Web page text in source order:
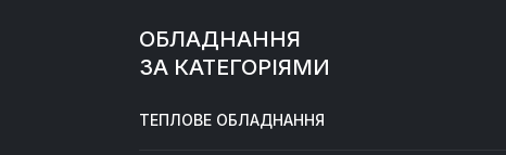
ОБЛАДНАННЯ
ЗА КАТЕГОРІЯМИ
ТЕПЛОВЕ ОБЛАДНАННЯ